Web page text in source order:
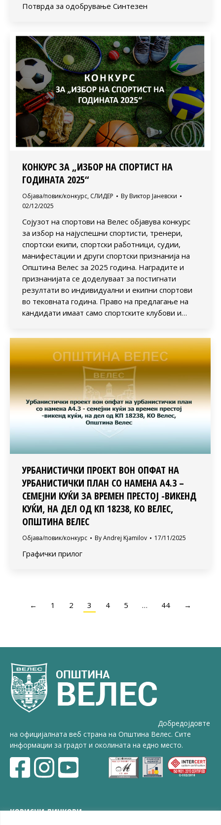
Потврда за одобрување Синтезен
КОНКУРС ЗА „ИЗБОР НА СПОРТИСТ НА
ГОДИНАТА 2025“
Објава/повик/конкурс, СЛИДЕР By Виктор Јаневски
02/12/2025
Сојузот на спортови на Велес објавува конкурс
за избор на најуспешни спортисти, тренери,
спортски екипи, спортски работници, судии,
манифестации и други спортски признанија на
Општина Велес за 2025 година. Наградите и
признанијата се доделуваат за постигнати
резултати во индивидуални и екипни спортови
во тековната година. Право на предлагање на
кандидати имаат само спортските клубови и…
УРБАНИСТИЧКИ ПРОЕКТ ВОН ОПФАТ НА
УРБАНИСТИЧКИ ПЛАН СО НАМЕНА А4.3 –
СЕМЕЈНИ КУЌИ ЗА ВРЕМЕН ПРЕСТОЈ -ВИКЕНД
КУЌИ, НА ДЕЛ ОД КП 18238, КО ВЕЛЕС,
ОПШТИНА ВЕЛЕС
Објава/повик/конкурс ByAndrej Kjamilov 17/11/2025
Графички прилог
← 1 2 3 4 5 … 44 →
Добредојдовте
на официјалната веб страна на Општина Велес. Сите
информации за градот и околината на едно место.
КОРИСНИ ЛИНКОВИ